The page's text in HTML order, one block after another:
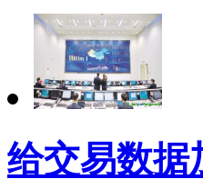
给交易数据